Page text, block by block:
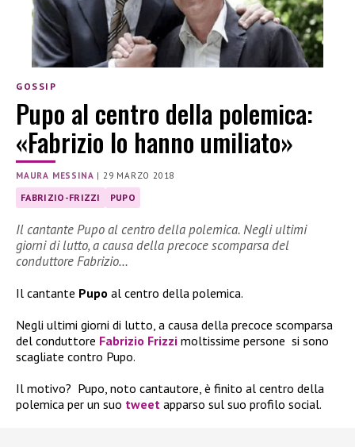
GOSSIP
Pupo al centro della polemica:
«Fabrizio lo hanno umiliato»
MAURA MESSINA | 29 MARZO 2018
FABRIZIO-FRIZZI PUPO
Il cantante Pupo al centro della polemica. Negli ultimi
giorni di lutto, a causa della precoce scomparsa del
conduttore Fabrizio…
Il cantante Pupo al centro della polemica.
Negli ultimi giorni di lutto, a causa della precoce scomparsa
del conduttore Fabrizio Frizzi moltissime persone si sono
scagliate contro Pupo.
Il motivo? Pupo, noto cantautore, è finito al centro della
polemica per un suo tweet apparso sul suo profilo social.